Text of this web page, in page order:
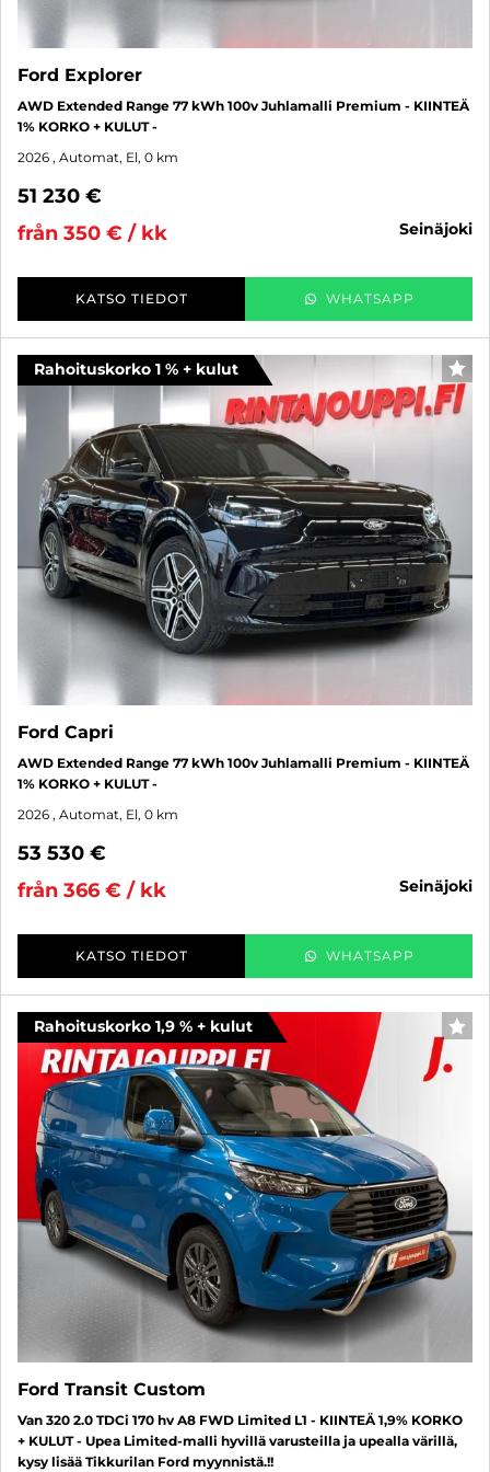
Ford Explorer
AWD Extended Range 77 kWh 100v Juhlamalli Premium - KIINTEÄ
1% KORKO + KULUT -
2026 , Automat, El, 0 km
51 230 €
från 350 € / kk
seinäjoki
KATSO TIEDOT WHATSAPP
Rahoituskorko 1 % + kulut
Ford Capri
AWD Extended Range 77 kWh 100v Juhlamalli Premium - KIINTEÄ
1% KORKO + KULUT -
2026 , Automat, El, 0 km
53 530 €
från 366 € / kk
seinäjoki
KATSO TIEDOT WHATSAPP
Rahoituskorko 1,9 % + kulut
Ford Transit Custom
Van 320 2.0 TDCi 170 hv A8 FWD Limited L1 - KIINTEÄ 1,9% KORKO
+ KULUT - Upea Limited-malli hyvillä varusteilla ja upealla värillä,
kysy lisää Tikkurilan Ford myynnistä.!!